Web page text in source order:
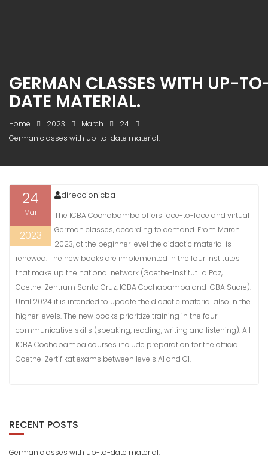
GERMAN CLASSES WITH UP-
DATE MATERIAL.
Home 2023 March
24
German classes with up-to-date material.
24
Mar
2023
direccionicba
The ICBA Cochabamba offers face-to-face and virtual
German classes, according to demand. From March
2023, at the beginner level the didactic material is
renewed. The new books are implemented in the four institutes
that make up the national network (Goethe-Institut La Paz,
Goethe-Zentrum Santa Cruz, ICBA Cochabamba and ICBA Sucre).
Until 2024 it is intended to update the didactic material also in the
higher levels. The new books prioritize training in the four
communicative skills (speaking, reading, writing and listening). All
ICBA Cochabamba courses include preparation for the official
Goethe-Zertifikat exams between levels A1 and C1.
RECENT POSTS
German classes with up-to-date material.